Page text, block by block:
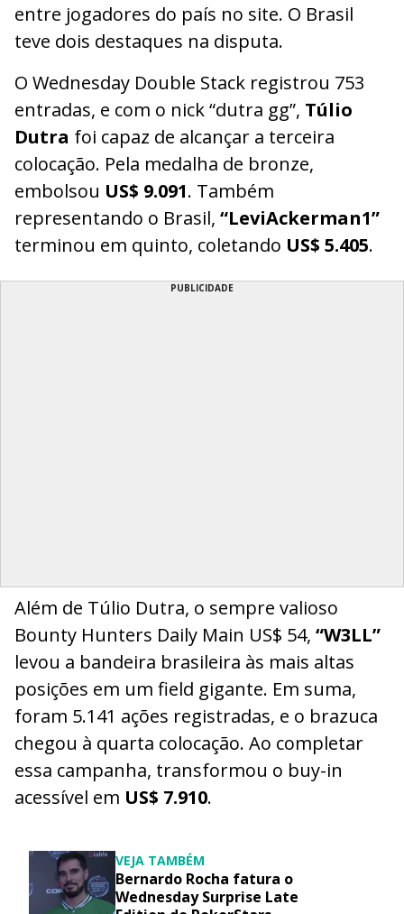
entre jogadores do país no site. O Brasil
teve dois destaques na disputa.
O Wednesday Double Stack registrou 753
entradas, e com o nick “dutra gg”, Túlio
Dutra foi capaz de alcançar a terceira
colocação. Pela medalha de bronze,
embolsou US$ 9.091. Também
representando o Brasil, “LeviAckerman1”
terminou em quinto, coletando US$ 5.405.
PUBLICIDADE
Além de Túlio Dutra, o sempre valioso
Bounty Hunters Daily Main US$ 54, “W3LL”
levou a bandeira brasileira às mais altas
posições em um field gigante. Em suma,
foram 5.141 ações registradas, e o brazuca
chegou à quarta colocação. Ao completar
essa campanha, transformou o buy-in
acessível em US$ 7.910.
VEJA TAMBÉM
Bernardo Rocha fatura o
Wednesday Surprise Late